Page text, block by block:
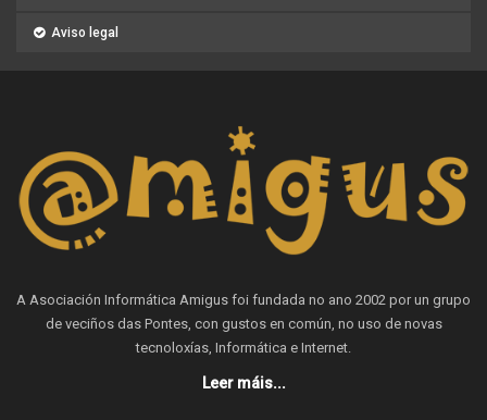
Aviso legal
A Asociación Informática Amigus foi fundada no ano 2002 por un grupo
de veciños das Pontes, con gustos en común, no uso de novas
tecnoloxías, Informática e Internet.
Leer máis...